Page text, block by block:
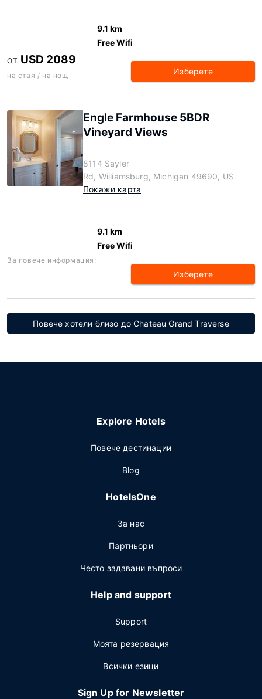
9.1 km
Free Wifi
ОТ USD 2089
на стая / на нощ Изберете
Engle Farmhouse 5BDR
Vineyard Views
8114 Sayler
Rd, Williamsburg, Michigan 49690, US
Покажи карта
9.1 km
Free Wifi
За повече информация:
Изберете
Повече хотели близо до Chateau Grand Traverse
Explore Hotels
Повече дестинации
Blog
HotelsOne
За нас
Партньори
Често задавани въпроси
Help and support
Support
Моята резервация
Всички езици
Sign Up for Newsletter